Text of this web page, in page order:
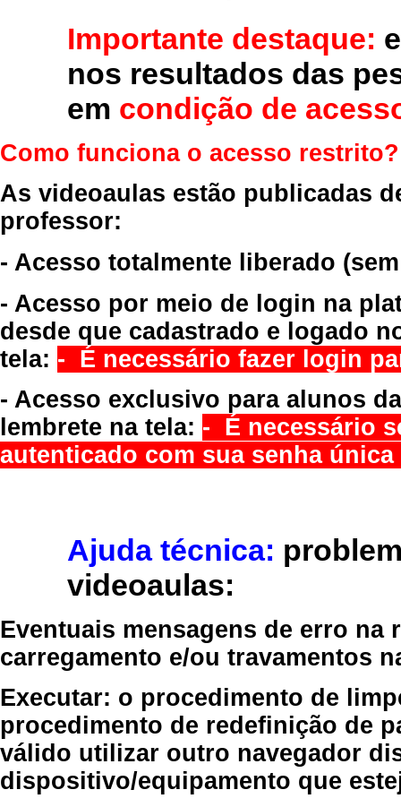
Importante destaque:
nos resultados das
em condição de
Como funciona o acesso restrito?
As videoaulas estão publicadas
professor:
- Acesso totalmente liberado
- Acesso por meio de login na
desde que cadastrado e logado
tela: - É necessário fazer login
- Acesso exclusivo para alunos
lembrete na tela: - É necessário
autenticado com sua senha
Ajuda técnica:
videoaulas:
Eventuais mensagens de erro
carregamento e/ou travamentos
Executar: o procedimento de
procedimento de redefinição de
válido utilizar outro navegador
dispositivo/equipamento que